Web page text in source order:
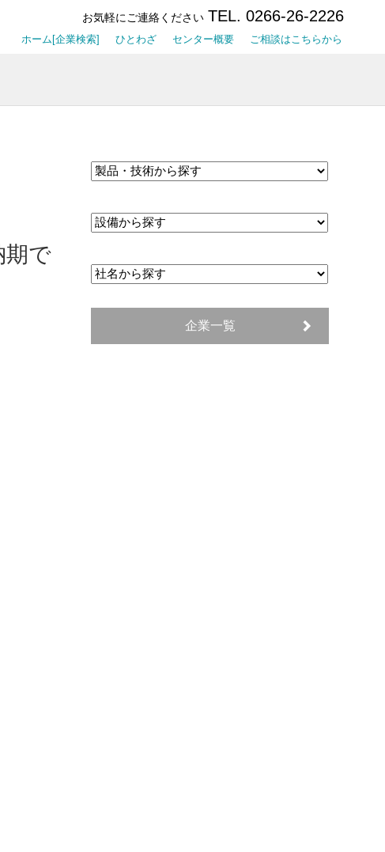
お気軽にご連絡ください TEL. 0266-26-2226
ホーム[企業検索] ひとわざ センター概要 ご相談はこちらから
期で
企業一覧